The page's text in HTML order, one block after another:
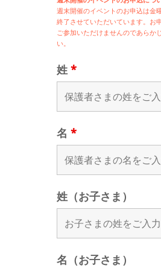
週末開催のイベントのお申込は金
終了させていただいています。お
ご参加いただけませんのであらか
い。
姓 *
名 *
姓（お子さま）
名（お子さま）